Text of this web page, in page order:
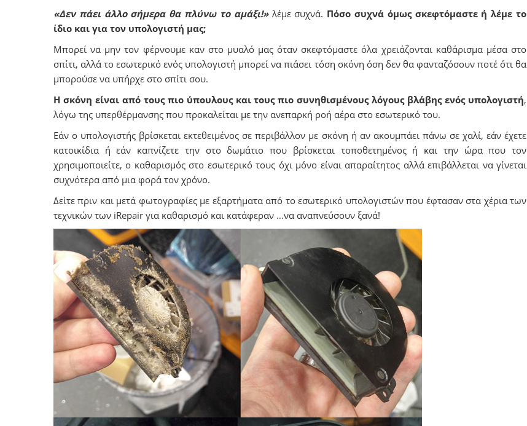
«Δεν πάει άλλο σήμερα θα πλύνω το αμάξι!» λέμε συχνά. Πόσο συχνά όμως σκεφτόμαστε ή λέμε το
ίδιο και για τον υπολογιστή μας;
Μπορεί να μην τον φέρνουμε καν στο μυαλό μας όταν σκεφτόμαστε όλα χρειάζονται καθάρισμα μέσα στο
σπίτι, αλλά το εσωτερικό ενός υπολογιστή μπορεί να πιάσει τόση σκόνη όση δεν θα φανταζόσουν ποτέ ότι θα
μπορούσε να υπήρχε στο σπίτι σου.
Η σκόνη είναι από τους πιο ύπουλους και τους πιο συνηθισμένους λόγους βλάβης ενός υπολογιστή,
λόγω της υπερθέρμανσης που προκαλείται με την ανεπαρκή ροή αέρα στο εσωτερικό του.
Εάν ο υπολογιστής βρίσκεται εκτεθειμένος σε περιβάλλον με σκόνη ή αν ακουμπάει πάνω σε χαλί, εάν έχετε
κατοικίδια ή εάν καπνίζετε την στο δωμάτιο που βρίσκεται τοποθετημένος ή και την ώρα που τον
χρησιμοποιείτε, ο καθαρισμός στο εσωτερικό τους όχι μόνο είναι απαραίτητος αλλά επιβάλλεται να γίνεται
συχνότερα από μια φορά τον χρόνο.
Δείτε πριν και μετά φωτογραφίες με εξαρτήματα από το εσωτερικό υπολογιστών που έφτασαν στα χέρια των
τεχνικών των iRepair για καθαρισμό και κατάφεραν …να αναπνεύσουν ξανά!